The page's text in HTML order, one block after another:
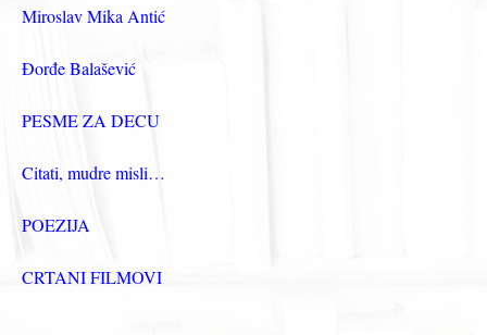
Miroslav Mika Antić
Đorđe Balašević
PESME ZA DECU
Citati, mudre misli…
POEZIJA
CRTANI FILMOVI